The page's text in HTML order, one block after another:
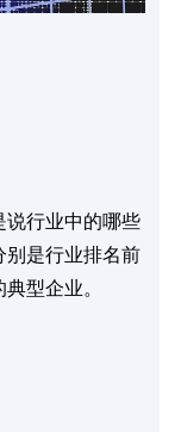
说行业中的哪些
别是行业排名前
型企业。